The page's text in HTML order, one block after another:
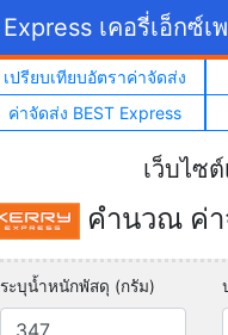
เคอรี่เอ็กซ์เ
เปรียบเทียบอัตราค่าจัดส่ง
ค่าจัดส่ง BEST Express
เว็บไซ
คำนวณ ค่า
ระบุน้ำหนักพัสดุ (กรัม)